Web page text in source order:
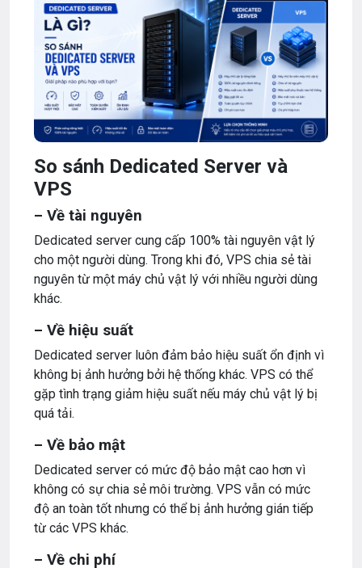
So sánh Dedicated Server và
VPS
– Về tài nguyên
Dedicated server cung cấp 100% tài nguyên vật lý
cho một người dùng. Trong khi đó, VPS chia sẻ tài
nguyên từ một máy chủ vật lý với nhiều người dùng
khác.
– Về hiệu suất
Dedicated server luôn đảm bảo hiệu suất ổn định vì
không bị ảnh hưởng bởi hệ thống khác. VPS có thể
gặp tình trạng giảm hiệu suất nếu máy chủ vật lý bị
quá tải.
– Về bảo mật
Dedicated server có mức độ bảo mật cao hơn vì
không có sự chia sẻ môi trường. VPS vẫn có mức
độ an toàn tốt nhưng có thể bị ảnh hưởng gián tiếp
từ các VPS khác.
– Về chi phí